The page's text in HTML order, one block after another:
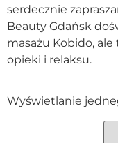
serdecznie
Beauty Gdańsk
masażu Kobido,
opieki i relaksu.
Wyświetlanie